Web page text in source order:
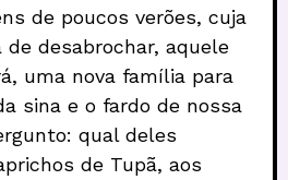
de poucos verões, cuja
desabrochar, aquele
uma nova família para
sina e o fardo de nossa
qual deles
de Tupã, aos